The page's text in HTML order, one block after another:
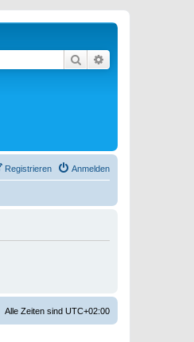
Suche
Anmelden
Registrieren
Alle Zeiten sind UTC+02:00